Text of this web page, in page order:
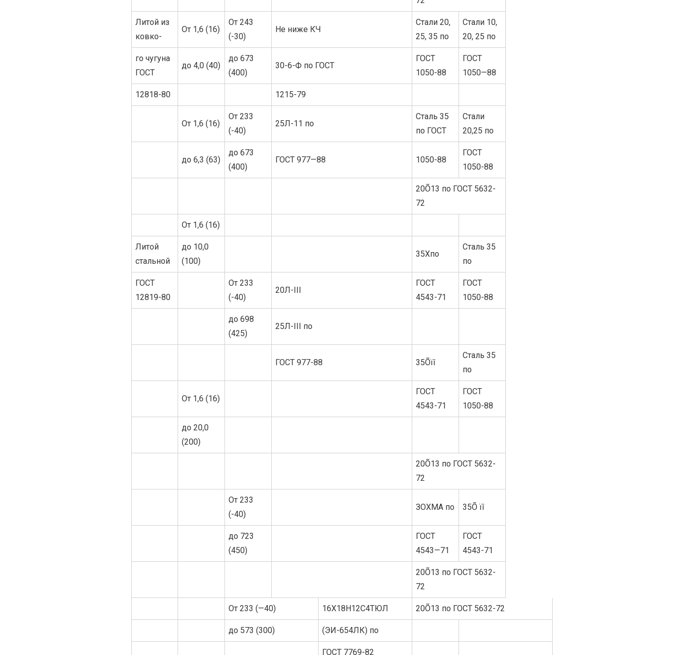
Литой из
ковко-
От 1,6 (16)
От 243
(-30)
Не ниже КЧ
Стали 20,
25, 35 по
Стали 10,
20, 25 по
го чугуна
ГОСТ
до 4,0 (40)
до 673
(400)
30-6-Ф по ГОСТ
ГОСТ
1050-88
ГОСТ
1050—88
12818-80 1215-79
От 1,6 (16)
От 233
(-40)
25Л-11 по
Сталь 35
по ГОСТ
Стали
20,25 по
до 6,3 (63)
до 673
(400)
ГОСТ 977—88 1050-88
ГОСТ
1050-88
20Õ13 по ГОСТ 5632-
72
От 1,6 (16)
Литой
стальной
до 10,0
(100)
35Хпо
Сталь 35
по
ГОСТ
12819-80
От 233
(-40)
20Л-III
ГОСТ
4543-71
ГОСТ
1050-88
до 698
(425)
25Л-III по
ГОСТ 977-88 35Õïî
Сталь 35
по
От 1,6 (16)
ГОСТ
4543-71
ГОСТ
1050-88
до 20,0
(200)
20Õ13 по ГОСТ 5632-
72
От 233
(-40)
ЗОХМА по 35Õ ïî
до 723
(450)
ГОСТ
4543—71
ГОСТ
4543-71
20Õ13 по ГОСТ 5632-
72
От 233 (—40) 16Х18Н12С4ТЮЛ 20Õ13 по ГОСТ 5632-72
до 573 (300) (ЭИ-654ЛК) по
ГОСТ 7769-82